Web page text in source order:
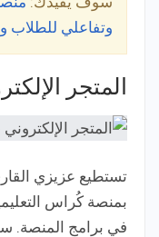
وتفاعلي للطلاب
المتجر
تستطيع عزيزي
بمنصة كُراس
في برامج المنصة.